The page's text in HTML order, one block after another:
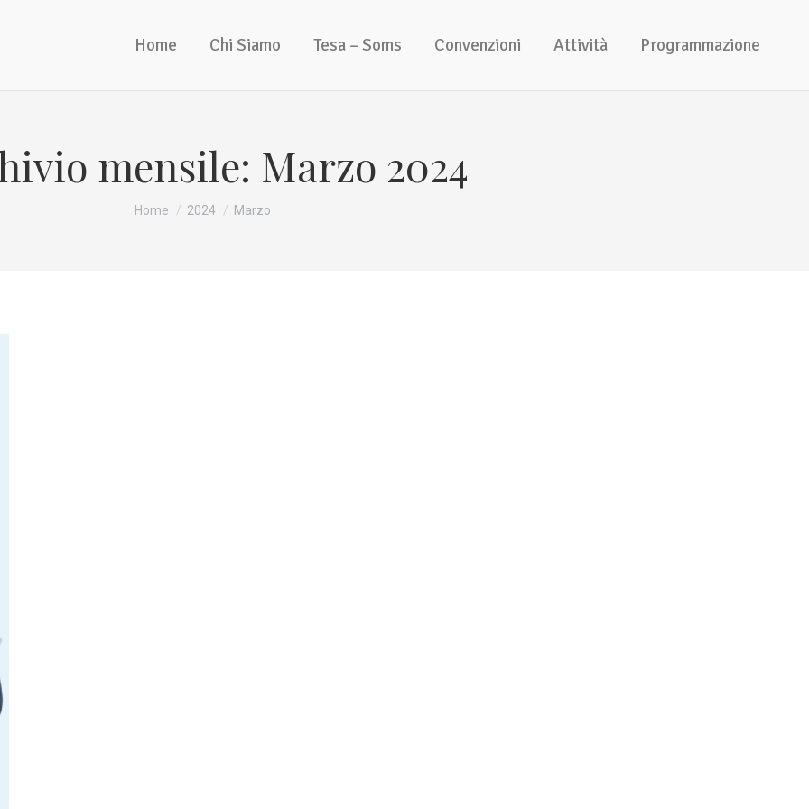
Home Chi Siamo Tesa – Soms Convenzioni Attività Programmazione
mensile: Marzo 2024
Tu sei qui:
Home 2024 Marzo